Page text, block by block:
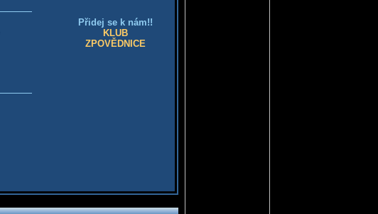
Přidej se k nám!!
KLUB
ZPOVĚDNICE